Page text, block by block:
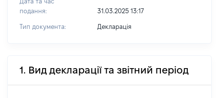
подання:
31.03.2025 13:17
Тип документа: Декларація
1. Вид декларації та звітний період